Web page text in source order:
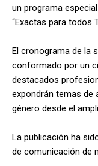
un programa
“Exactas para todos
El cronograma de la
conformado por un
destacados
expondrán temas de
género desde el
La publicación ha
de comunicación de